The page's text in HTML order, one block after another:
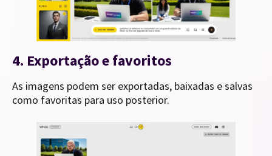
4. Exportação e favoritos
As imagens podem ser exportadas, baixadas e salvas
como favoritas para uso posterior.